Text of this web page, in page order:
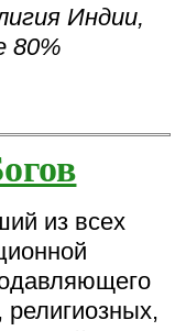
Индии,
80%
из всех